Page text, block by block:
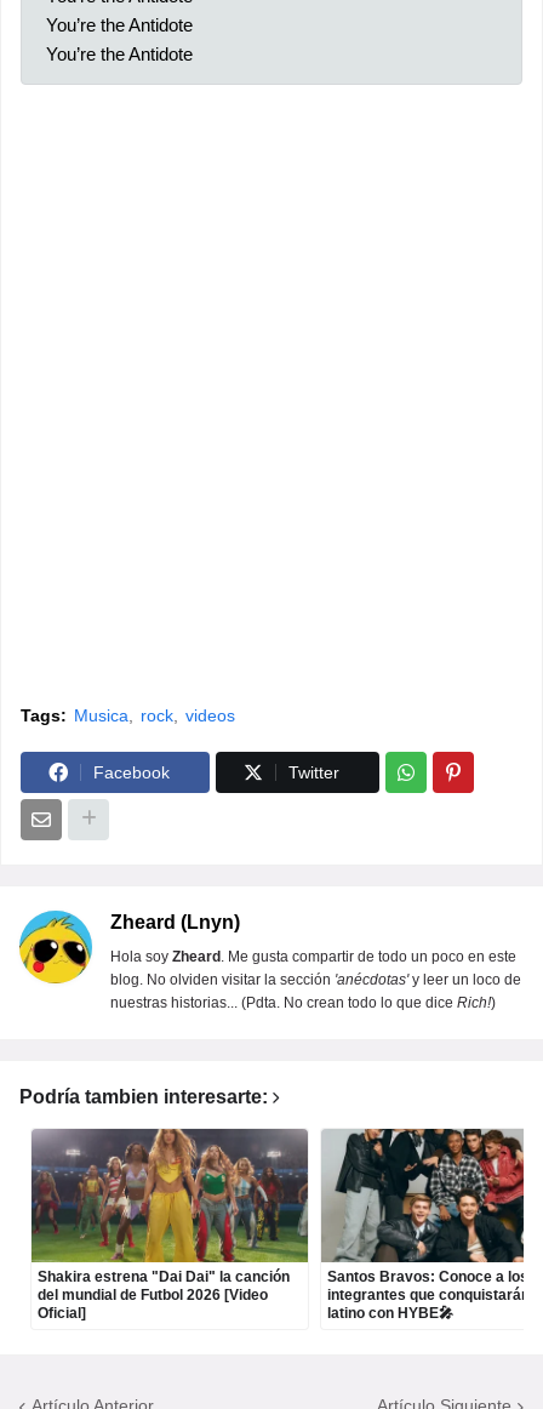
You’re the Antidote
You’re the Antidote
Tags: Musica rock videos
Facebook Twitter
Zheard (Lnyn)
Hola soy Zheard. Me gusta compartir de todo un poco en este
blog. No olviden visitar la sección 'anécdotas'y leer un loco de
nuestras historias... (Pdta. No crean todo lo que dice Rich!)
Podría tambien interesarte:
Shakira estrena "Dai Dai" la canción
del mundial de Futbol 2026 [Video
Oficial]
Santos Bravos: Conoce a los
integrantes que conquistarán
latino con HYBE🎤